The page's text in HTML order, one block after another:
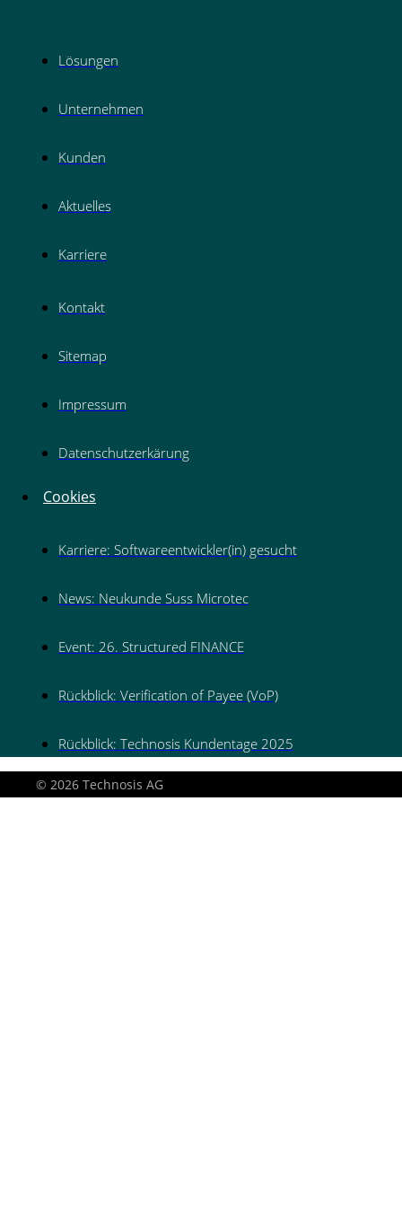
Lösungen
Unternehmen
Kunden
Aktuelles
Karriere
Kontakt
Sitemap
Impressum
Datenschutzerkärung
Cookies
Karriere: Softwareentwickler(in) gesucht
News: Neukunde Suss Microtec
Event: 26. Structured FINANCE
Rückblick: Verification of Payee (VoP)
Rückblick: Technosis Kundentage 2025
© 2026 Technosis AG